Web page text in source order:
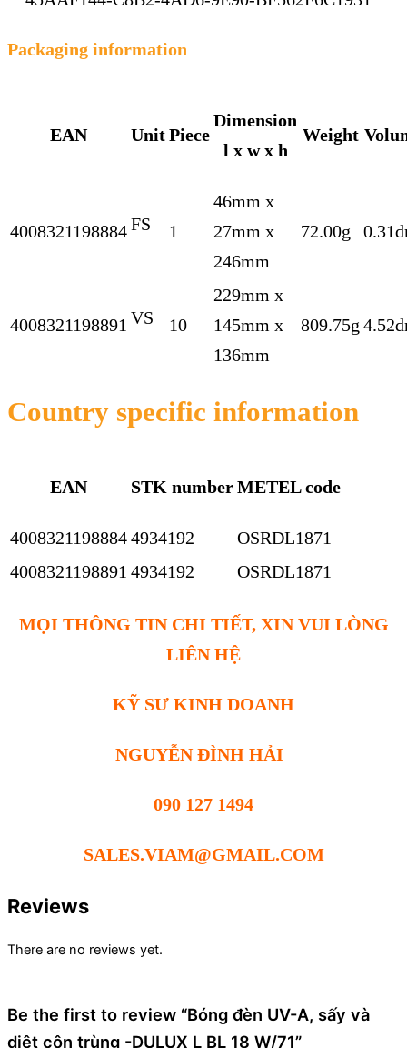
Packaging information
EAN UnitPiece
Dimension
l x w x h
Weight
4008321198884FS 1
46mm x
27mm x
246mm
72.00g
4008321198891 VS 10
229mm x
145mm x
136mm
809.75g
Country specific information
EAN STK numberMETEL code
40083211988844934192
OSRDL1871
4008321198891 4934192 OSRDL1871
MỌI THÔNG TIN CHI TIẾT, XIN VUI LÒNG
LIÊN HỆ
KỸ SƯ KINH DOANH
NGUYỄN ĐÌNH HẢI
090 127 1494
SALES.VIAM@GMAIL.COM
Reviews
There are no reviews yet.
Be the first to review “Bóng đèn UV-A, sấy và
diệt côn trùng -DULUX L BL 18 W/71”